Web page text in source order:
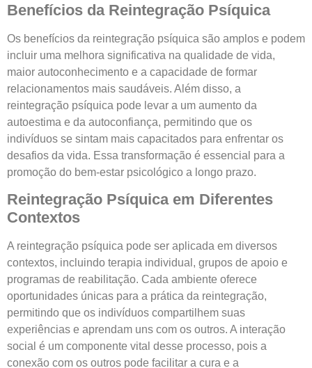
Benefícios da Reintegração Psíquica
Os benefícios da reintegração psíquica são amplos e podem
incluir uma melhora significativa na qualidade de vida,
maior autoconhecimento e a capacidade de formar
relacionamentos mais saudáveis. Além disso, a
reintegração psíquica pode levar a um aumento da
autoestima e da autoconfiança, permitindo que os
indivíduos se sintam mais capacitados para enfrentar os
desafios da vida. Essa transformação é essencial para a
promoção do bem-estar psicológico a longo prazo.
Reintegração Psíquica em Diferentes
Contextos
A reintegração psíquica pode ser aplicada em diversos
contextos, incluindo terapia individual, grupos de apoio e
programas de reabilitação. Cada ambiente oferece
oportunidades únicas para a prática da reintegração,
permitindo que os indivíduos compartilhem suas
experiências e aprendam uns com os outros. A interação
social é um componente vital desse processo, pois a
conexão com os outros pode facilitar a cura e a